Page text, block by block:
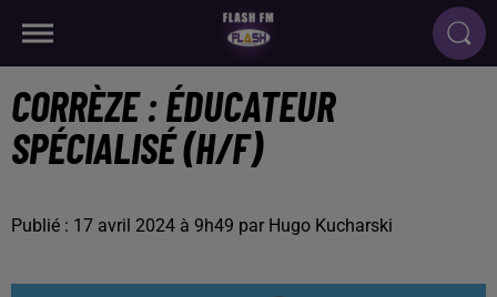
CORRÈZE : ÉDUCATEUR
SPÉCIALISÉ (H/F)
Publié : 17 avril 2024 à 9h49 par Hugo Kucharski